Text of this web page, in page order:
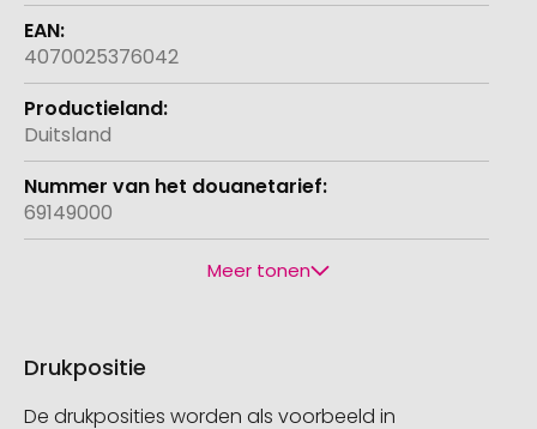
4070025376042
Duitsland
69149000
Meer tonen
Drukpositie
De drukposities worden als voorbeeld in